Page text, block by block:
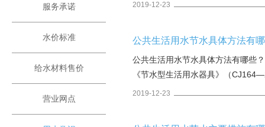
服务承诺
水价标准
给水材料售价
营业网点
2019-12-23
公共生活用水节水具体方法有
公共生活用水节水具体方法有哪
《节水型生活用水器具》（
2019-12-23